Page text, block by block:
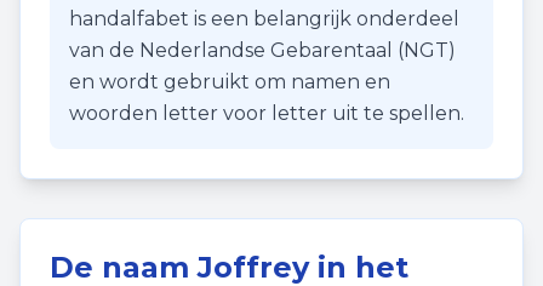
handalfabet is een belangrijk onderdeel
van de Nederlandse Gebarentaal (NGT)
en wordt gebruikt om namen en
woorden letter voor letter uit te spellen.
De naamJoffreyin het